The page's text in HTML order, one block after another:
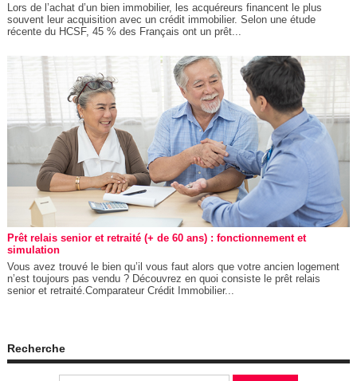
Lors de l’achat d’un bien immobilier, les acquéreurs financent le plus
souvent leur acquisition avec un crédit immobilier. Selon une étude
récente du HCSF, 45 % des Français ont un prêt...
Prêt relais senior et retraité (+ de 60 ans) : fonctionnement et
simulation
Vous avez trouvé le bien qu’il vous faut alors que votre ancien logement
n’est toujours pas vendu ? Découvrez en quoi consiste le prêt relais
senior et retraité.Comparateur Crédit Immobilier...
Recherche